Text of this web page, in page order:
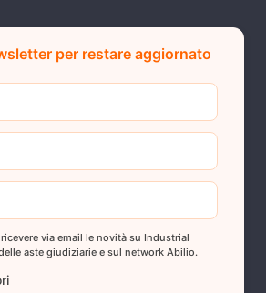
per restare aggiornato
via email le novità su Industrial
aste giudiziarie e sul network Abilio.